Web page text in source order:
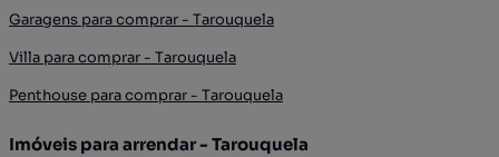
Garagens para comprar - Tarouquela
Villa para comprar - Tarouquela
Penthouse para comprar - Tarouquela
Imóveis para arrendar - Tarouquela